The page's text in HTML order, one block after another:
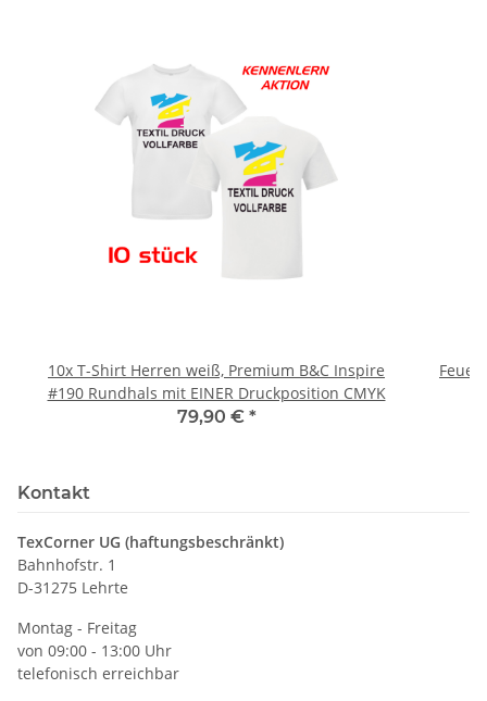
10x T-Shirt Herren weiß, Premium B&C Inspire
#190 Rundhals mit EINER Druckposition CMYK
79,90 € *
Kontakt
TexCorner UG (haftungsbeschränkt)
Bahnhofstr. 1
D-31275 Lehrte
Montag - Freitag
von 09:00 - 13:00 Uhr
telefonisch erreichbar